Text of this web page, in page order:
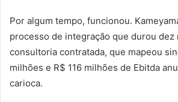
Por algum tempo, funcionou.
processo de integração que durou dez
consultoria contratada, que mapeou
milhões e R$ 116 milhões de Ebitda
carioca.